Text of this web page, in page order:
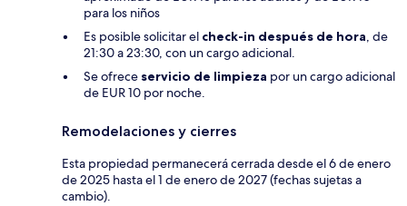
para los niños
Es posible solicitar el check-in después de hora, de
21:30 a 23:30, con un cargo adicional.
Se ofrece servicio de limpieza por un cargo adicional
de EUR 10 por noche.
Remodelaciones y cierres
Esta propiedad permanecerá cerrada desde el 6 de enero
de 2025 hasta el 1 de enero de 2027 (fechas sujetas a
cambio).